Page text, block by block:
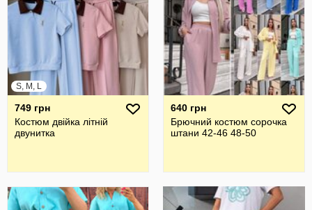
S, M, L
749 грн
Костюм двійка літній
двунитка
640 грн
Брючний костюм сорочка
штани 42-46 48-50